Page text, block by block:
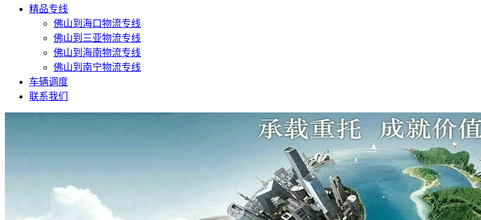
精品专线
佛山到海口物流专线
佛山到三亚物流专线
佛山到海南物流专线
佛山到南宁物流专线
车辆调度
联系我们